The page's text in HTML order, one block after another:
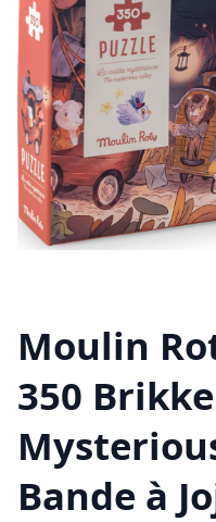
Moulin
350
Bande à